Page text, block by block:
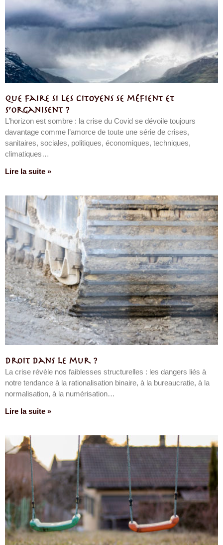
Que faire si les citoyens se méfient et
s’organisent ?
L’horizon est sombre : la crise du Covid se dévoile toujours
davantage comme l’amorce de toute une série de crises,
sanitaires, sociales, politiques, économiques, techniques,
climatiques…
Lire la suite »
Droit dans le mur ?
La crise révèle nos faiblesses structurelles : les dangers liés à
notre tendance à la rationalisation binaire, à la bureaucratie, à la
normalisation, à la numérisation…
Lire la suite »